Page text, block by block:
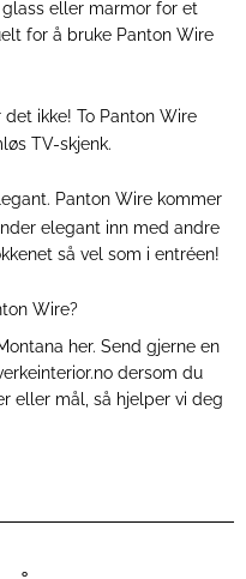
glass eller marmor for et
for å bruke Panton Wire
det ikke! To Panton Wire
TV-skjenk.
Panton Wire kommer
elegant inn med andre
så vel som i entréen!
Wire?
her. Send gjerne en
dersom du
eller mål, så hjelper vi deg